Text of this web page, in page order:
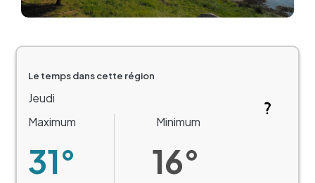
Le temps dans cette région
Jeudi
Maximum
31°
Minimum
16°